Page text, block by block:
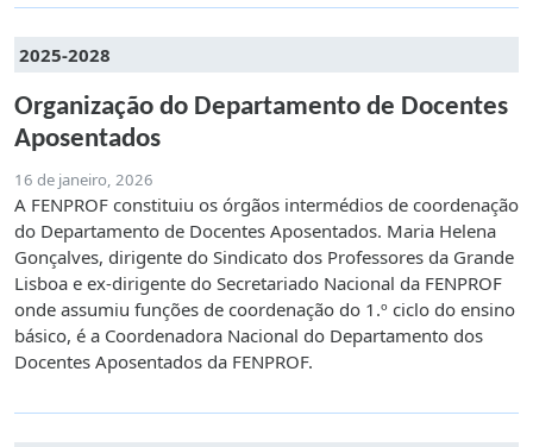
2025-2028
Organização do Departamento de Docentes
Aposentados
16 de janeiro, 2026
A FENPROF constituiu os órgãos intermédios de coordenação
do Departamento de Docentes Aposentados. Maria Helena
Gonçalves, dirigente do Sindicato dos Professores da Grande
Lisboa e ex-dirigente do Secretariado Nacional da FENPROF
onde assumiu funções de coordenação do 1.º ciclo do ensino
básico, é a Coordenadora Nacional do Departamento dos
Docentes Aposentados da FENPROF.